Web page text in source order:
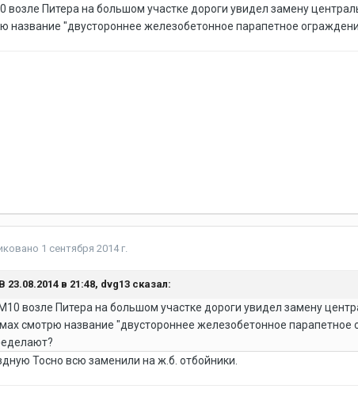
возле Питера на большом участке дороги увидел замену
название "двустороннее железобетонное парапетное
1 сентября 2014 г.
В 23.08.2014 в 21:48, dvg13 сказал:
возле Питера на большом участке дороги увидел замену
смотрю название "двустороннее железобетонное
Тосно всю заменили на ж.б. отбойники.